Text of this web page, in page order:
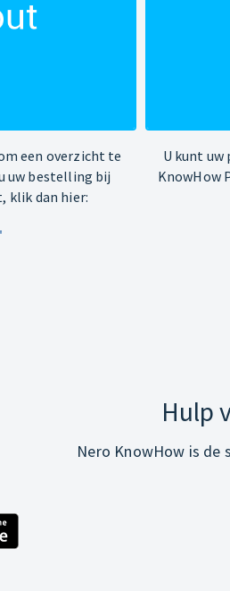
een overzicht te
uw bestelling bij
klik dan hier:
U kunt uw
KnowHow
Hulp
Nero KnowHow is de